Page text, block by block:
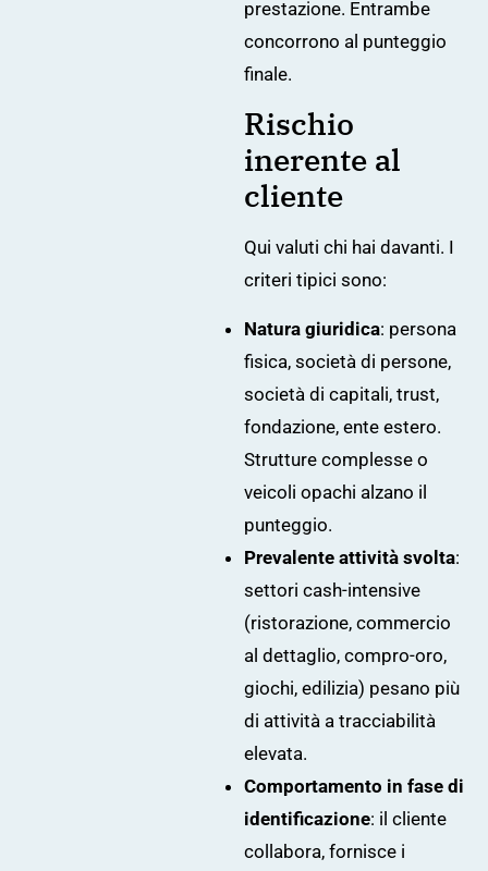
prestazione. Entrambe
concorrono al punteggio
finale.
Rischio
inerente al
cliente
Qui valuti chi hai davanti. I
criteri tipici sono:
Natura giuridica: persona
fisica, società di persone,
società di capitali, trust,
fondazione, ente estero.
Strutture complesse o
veicoli opachi alzano il
punteggio.
Prevalente attività svolta:
settori cash-intensive
(ristorazione, commercio
al dettaglio, compro-oro,
giochi, edilizia) pesano più
di attività a tracciabilità
elevata.
Comportamento in fase di
identificazione: il cliente
collabora, fornisce i